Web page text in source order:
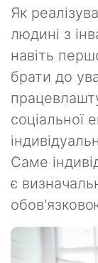
Як
людині з
навіть
брати до
соціальної
Саме
є